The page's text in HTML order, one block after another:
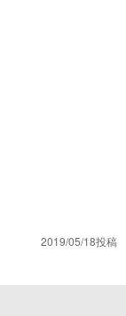
2019/05/18投稿